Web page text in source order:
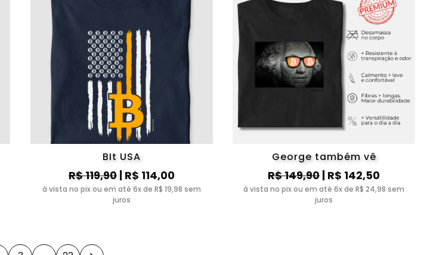
BIt USA
R$ 119,90| R$ 114,00
à vista no pix ou em até 6x de R$ 19,98 sem
juros
George também vê
R$ 149,90| R$ 142,50
à vista no pix ou em até 6x de R$ 24,98 sem
juros